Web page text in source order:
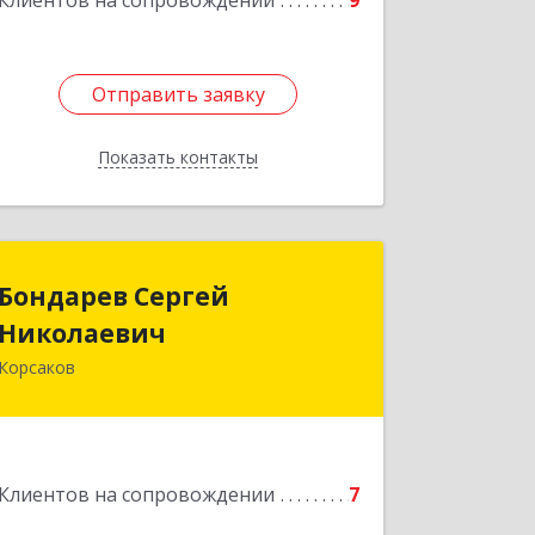
Отправить заявку
Показать контакты
Отправить заявку
Назад
Бондарев Сергей
Николаевич
Корсаков
Клиентов на сопровождении 7
Бондарев Сергей
Николаевич